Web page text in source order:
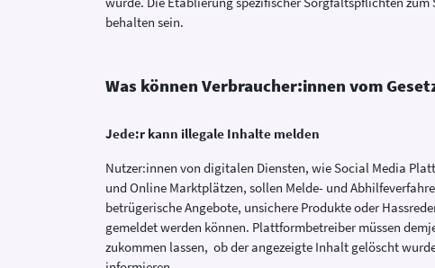
behalten sein.
Was können Verbraucher:innen vom
Jede:r kann illegale Inhalte melden
Nutzer:innen von digitalen Diensten, wie Social Media
und Online Marktplätzen, sollen Melde- und
betrügerische Angebote, unsichere Produkte oder
gemeldet werden können. Plattformbetreiber müssen
zukommen lassen, ob der angezeigte Inhalt gelöscht